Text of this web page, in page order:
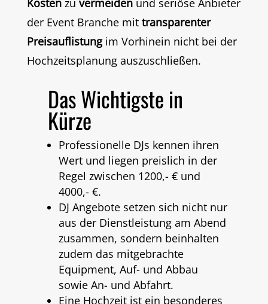
der Event Branche mit transparenter
Preisauflistungim Vorhinein nicht bei der
Hochzeitsplanung auszuschließen.
Das Wichtigste in
Kürze
Professionelle DJs kennen ihren
Wert und liegen preislich in der
Regel zwischen 1200,- € und
4000,- €.
DJ Angebote setzen sich nicht nur
aus der Dienstleistung am Abend
zusammen, sondern beinhalten
zudem das mitgebrachte
Equipment, Auf- und Abbau
sowie An- und Abfahrt.
Eine Hochzeit ist ein besonderes